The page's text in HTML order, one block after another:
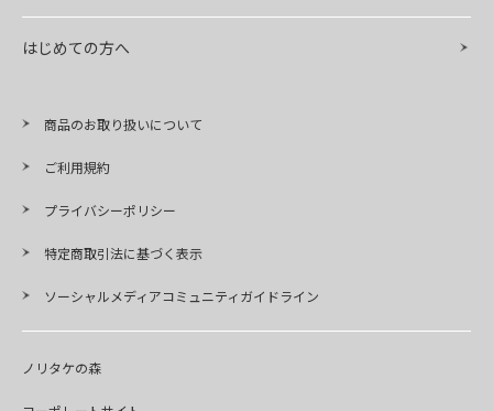
はじめての方へ
商品のお取り扱いについて
ご利用規約
プライバシーポリシー
特定商取引法に基づく表示
ソーシャルメディアコミュニティガイドライン
ノリタケの森